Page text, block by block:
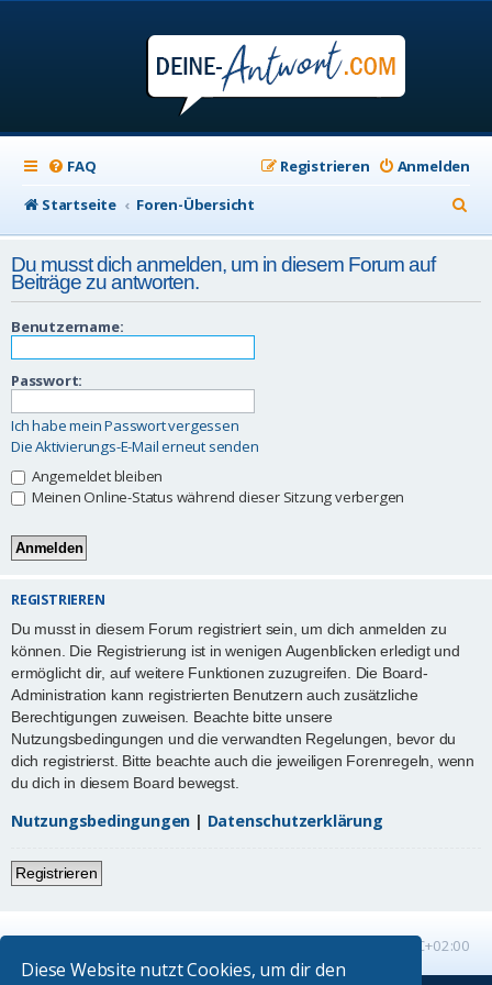
Diese Website nutzt Cookies, um dir den
FAQ Anmelden
Registrieren
Startseite
Foren-Übersicht
u
h
Du musst dich anmelden, um in diesem Forum auf
Beiträge zu antworten.
Benutzername:
Passwort:
Ich habe mein Passwort vergessen
Die Aktivierungs-E-Mail erneut senden
Angemeldet bleiben
Meinen Online-Status während dieser Sitzung verbergen
REGISTRIEREN
Du musst in diesem Forum registriert sein, um dich anmelden zu
können. Die Registrierung ist in wenigen Augenblicken erledigt und
ermöglicht dir, auf weitere Funktionen zuzugreifen. Die Board-
Administration kann registrierten Benutzern auch zusätzliche
Berechtigungen zuweisen. Beachte bitte unsere
Nutzungsbedingungen und die verwandten Regelungen, bevor du
dich registrierst. Bitte beachte auch die jeweiligen Forenregeln, wenn
du dich in diesem Board bewegst.
Nutzungsbedingungen | Datenschutzerklärung
Registrieren
UTC+02:00